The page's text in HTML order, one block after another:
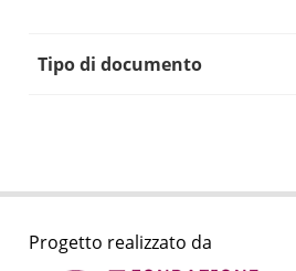
Tipo di documento
Progetto realizzato da